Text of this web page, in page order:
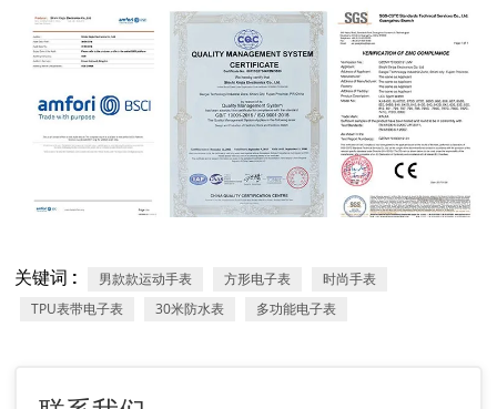
关键词 : 男款款运动手表 方形电子表
时尚手表
TPU表带电子表
30米防水表 多功能电子表